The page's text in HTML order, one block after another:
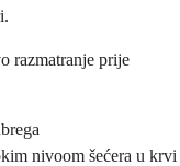
razmatranje prije
nivoom šećera u krvi